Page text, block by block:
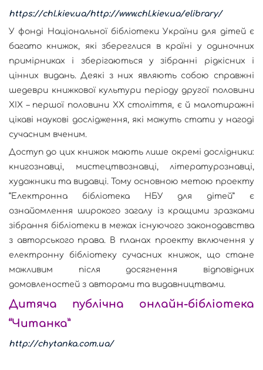
https://chl.kiev.ua/http://www.chl.kiev.ua/elibrary/
У фонді Національної бібліотеки України для дітей є
багато книжок, які збереглися в країні у одиночних
примірниках і зберігаються у зібранні рідкісних і
цінних видань. Деякі з них являють собою справжні
шедеври книжкової культури періоду другої половини
XIX – першої половини XX століття, є й малотиражні
цікаві наукові дослідження, які можуть стати у нагоді
сучасним вченим.
Доступ до цих книжок мають лише окремі дослідники:
книгознавці, мистецтвознавці, літературознавці,
художники та видавці. Тому основною метою проекту
“Електронна бібліотека НБУ для дітей” є
ознайомлення широкого загалу із кращими зразками
зібрання бібліотеки в межах існуючого законодавства
з авторського права. В планах проекту включення у
електронну бібліотеку сучасних книжок, що стане
можливим після досягнення відповідних
домовленостей з авторами та видавництвами.
Дитяча публічна онлайн-бібліотека
“Читанка”
http://chytanka.com.ua/